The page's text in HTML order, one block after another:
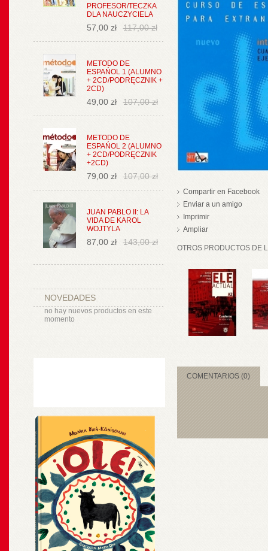
PROFESOR/TECZKA
DLA NAUCZYCIELA
57,00 zł 117,00 zł
METODO DE
ESPAŃOL 1 (ALUMNO
+ 2CD/PODRĘCZNIK +
2CD)
49,00 zł 107,00 zł
METODO DE
ESPAŃOL 2 (ALUMNO
+ 2CD/PODRĘCZNIK
+2CD)
79,00 zł 107,00 zł
JUAN PABLO II: LA
VIDA DE KAROL
WOJTYLA
87,00 zł 143,00 zł
NOVEDADES
no hay nuevos productos en este
momento
Compartir en Facebook
Enviar a un amigo
Imprimir
Ampliar
OTROS PRODUCTOS DE
COMENTARIOS (0)